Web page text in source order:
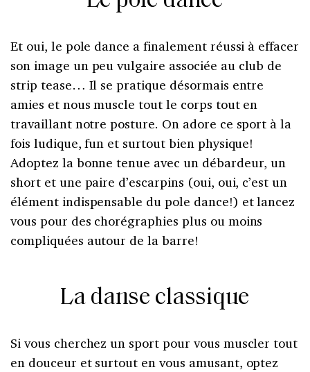
Et oui, le pole dance a finalement réussi à effacer
son image un peu vulgaire associée au club de
strip tease… Il se pratique désormais entre
amies et nous muscle tout le corps tout en
travaillant notre posture. On adore ce sport à la
fois ludique, fun et surtout bien physique!
Adoptez la bonne tenue avec un débardeur, un
short et une paire d’escarpins (oui, oui, c’est un
élément indispensable du pole dance!) et lancez
vous pour des chorégraphies plus ou moins
compliquées autour de la barre!
La danse classique
Si vous cherchez un sport pour vous muscler tout
en douceur et surtout en vous amusant, optez